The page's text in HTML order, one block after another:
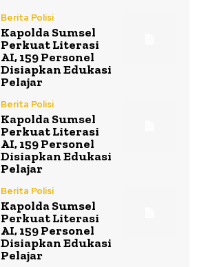
Berita Polisi
Kapolda Sumsel
Perkuat Literasi
AI, 159 Personel
Disiapkan Edukasi
Pelajar
Berita Polisi
Kapolda Sumsel
Perkuat Literasi
AI, 159 Personel
Disiapkan Edukasi
Pelajar
Berita Polisi
Kapolda Sumsel
Perkuat Literasi
AI, 159 Personel
Disiapkan Edukasi
Pelajar